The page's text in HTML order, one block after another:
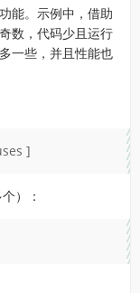
能。示例中，借助
数，代码少且运行
一些，并且性能也
]
）：